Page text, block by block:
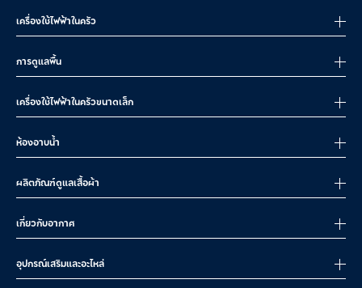
เครื่องใช้ไฟฟ้าในครัว
การดูแลพื้น
เครื่องใช้ไฟฟ้าในครัวขนาดเล็ก
ห้องอาบน้ำ
ผลิตภัณฑ์ดูแลเสื้อผ้า
เกี่ยวกับอากาศ
อุปกรณ์เสริมและอะไหล่